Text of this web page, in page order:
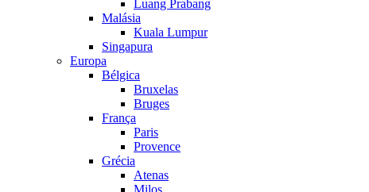
Luang Prabang
Malásia
Kuala Lumpur
Singapura
Europa
Bélgica
Bruxelas
Bruges
França
Paris
Provence
Grécia
Atenas
Milos